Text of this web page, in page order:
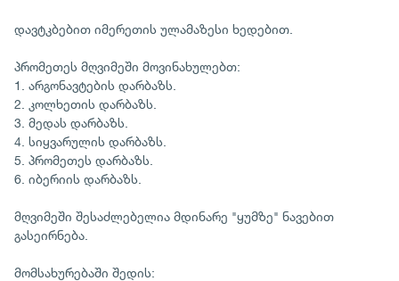
დავტკბებით იმერეთის ულამაზესი ხედებით.
პრომეთეს მღვიმეში მოვინახულებთ:
1. არგონავტების დარბაზს.
2. კოლხეთის დარბაზს.
3. მედას დარბაზს.
4. სიყვარულის დარბაზს.
5. პრომეთეს დარბაზს.
6. იბერიის დარბაზს.
მღვიმეში შესაძლებელია მდინარე "ყუმზე" ნავებით
გასეირნება.
მომსახურებაში შედის: